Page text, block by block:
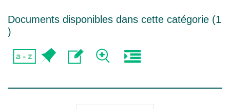
Documents disponibles dans cette catégorie (1
)